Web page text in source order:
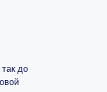
до